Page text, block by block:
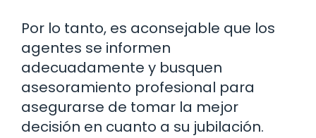
Por lo tanto, es aconsejable que los
agentes se informen
adecuadamente y busquen
asesoramiento profesional para
asegurarse de tomar la mejor
decisión en cuanto a su jubilación.